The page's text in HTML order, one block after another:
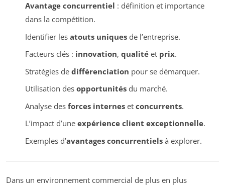
Avantage concurrentiel : définition et importance
dans la compétition.
Identifier les atouts uniquesde l’entreprise.
Facteurs clés : innovation, qualitéet prix.
Stratégies de différenciation pour se démarquer.
Utilisation des opportunitésdu marché.
Analyse des forces interneset concurrents.
L’impact d’une expérience client exceptionnelle.
Exemples d’avantages concurrentielsà explorer.
Dans un environnement commercial de plus en plus